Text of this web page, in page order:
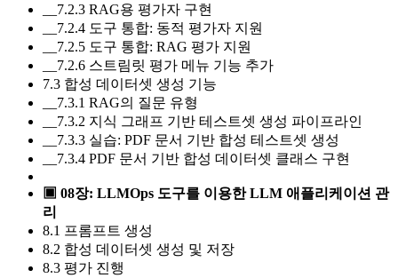
__7.2.3 RAG용 평가자 구현
__7.2.4 도구 통합: 동적 평가자 지원
__7.2.5 도구 통합: RAG 평가 지원
__7.2.6 스트림릿 평가 메뉴 기능 추가
7.3 합성 데이터셋 생성 기능
__7.3.1 RAG의 질문 유형
__7.3.2 지식 그래프 기반 테스트셋 생성 파이프라인
__7.3.3 실습: PDF 문서 기반 합성 테스트셋 생성
__7.3.4 PDF 문서 기반 합성 데이터셋 클래스 구현
▣ 08장: LLMOps 도구를 이용한 LLM 애플리케이션 관
리
8.1 프롬프트 생성
8.2 합성 데이터셋 생성 및 저장
8.3 평가 진행